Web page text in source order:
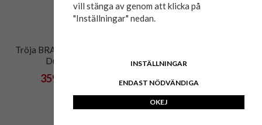
Tröja BRADLEY Crew neck
Duffel Bag
359 kr 249 kr
vill stänga av genom att klicka på
"Inställningar" nedan.
INSTÄLLNINGAR
ENDAST NÖDVÄNDIGA
OKEJ